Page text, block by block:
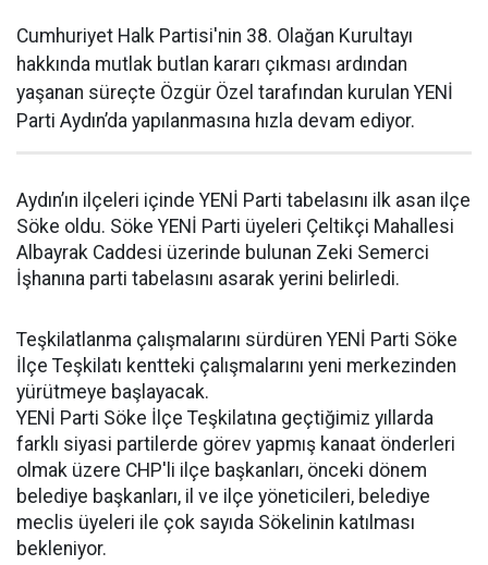
Cumhuriyet Halk Partisi'nin 38. Olağan Kurultayı
hakkında mutlak butlan kararı çıkması ardından
yaşanan süreçte Özgür Özel tarafından kurulan YENİ
Parti Aydın’da yapılanmasına hızla devam ediyor.
Aydın’ın ilçeleri içinde YENİ Parti tabelasını ilk asan ilçe
Söke oldu. Söke YENİ Parti üyeleri Çeltikçi Mahallesi
Albayrak Caddesi üzerinde bulunan Zeki Semerci
İşhanına parti tabelasını asarak yerini belirledi.
Teşkilatlanma çalışmalarını sürdüren YENİ Parti Söke
İlçe Teşkilatı kentteki çalışmalarını yeni merkezinden
yürütmeye başlayacak.
YENİ Parti Söke İlçe Teşkilatına geçtiğimiz yıllarda
farklı siyasi partilerde görev yapmış kanaat önderleri
olmak üzere CHP'li ilçe başkanları, önceki dönem
belediye başkanları, il ve ilçe yöneticileri, belediye
meclis üyeleri ile çok sayıda Sökelinin katılması
bekleniyor.